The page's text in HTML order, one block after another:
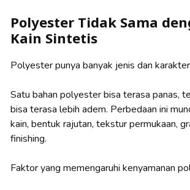
Polyester Tidak Sama
Kain Sintetis
Polyester punya banyak jenis dan
Satu bahan polyester bisa terasa panas,
bisa terasa lebih adem. Perbedaan ini
kain, bentuk rajutan, tekstur permukaan,
finishing.
Faktor yang memengaruhi kenyamanan